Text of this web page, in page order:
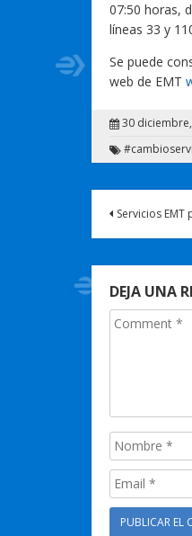
07:50 horas,
líneas 33 y
Se puede
web de EMT
30
Servicios
DEJA UNA